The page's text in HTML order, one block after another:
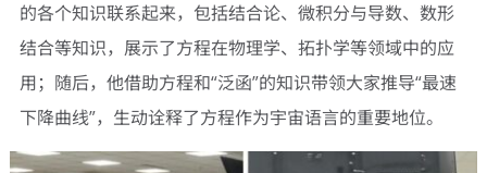
的各个知识联系起来，包括结合论、微积分与导数、数形
结合等知识，展示了方程在物理学、拓扑学等领域中的应
用；随后，他借助方程和“泛函”的知识带领大家推导“最速
下降曲线”，生动诠释了方程作为宇宙语言的重要地位。